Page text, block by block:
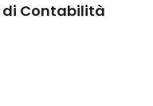
di Contabilità